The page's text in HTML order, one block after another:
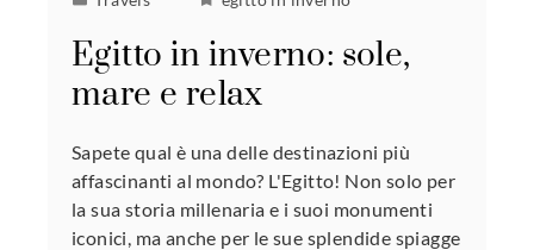
Egitto in inverno: sole,
mare e relax
Sapete qual è una delle destinazioni più
affascinanti al mondo? L'Egitto! Non solo per
la sua storia millenaria e i suoi monumenti
iconici, ma anche per le sue splendide spiagge